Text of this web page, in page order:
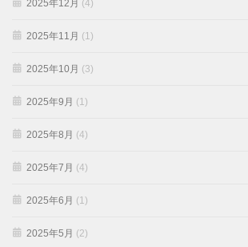
2025年12月 (4)
2025年11月 (1)
2025年10月 (3)
2025年9月 (1)
2025年8月 (4)
2025年7月 (4)
2025年6月 (1)
2025年5月 (2)